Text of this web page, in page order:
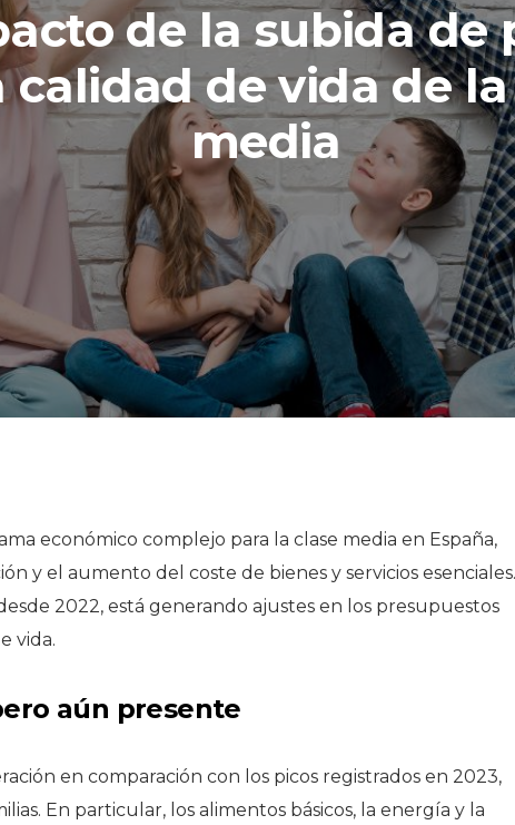
de la subida de
calidad de vida de
media
económico complejo para la clase media en España,
y el aumento del coste de bienes y servicios esenciales.
2022, está generando ajustes en los presupuestos
vida.
aún presente
en comparación con los picos registrados en 2023,
En particular, los alimentos básicos, la energía y la
Ibex 35:
Consum inaugura un
nuevo supermercado